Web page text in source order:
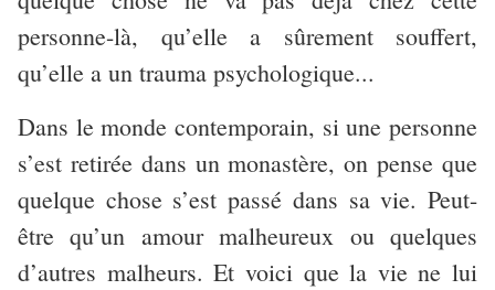
personne-là, qu’elle a sûrement souffert,
qu’elle a un trauma psychologique...
Dans le monde contemporain, si une personne
s’est retirée dans un monastère, on pense que
quelque chose s’est passé dans sa vie. Peut-
être qu’un amour malheureux ou quelques
d’autres malheurs. Et voici que la vie ne lui